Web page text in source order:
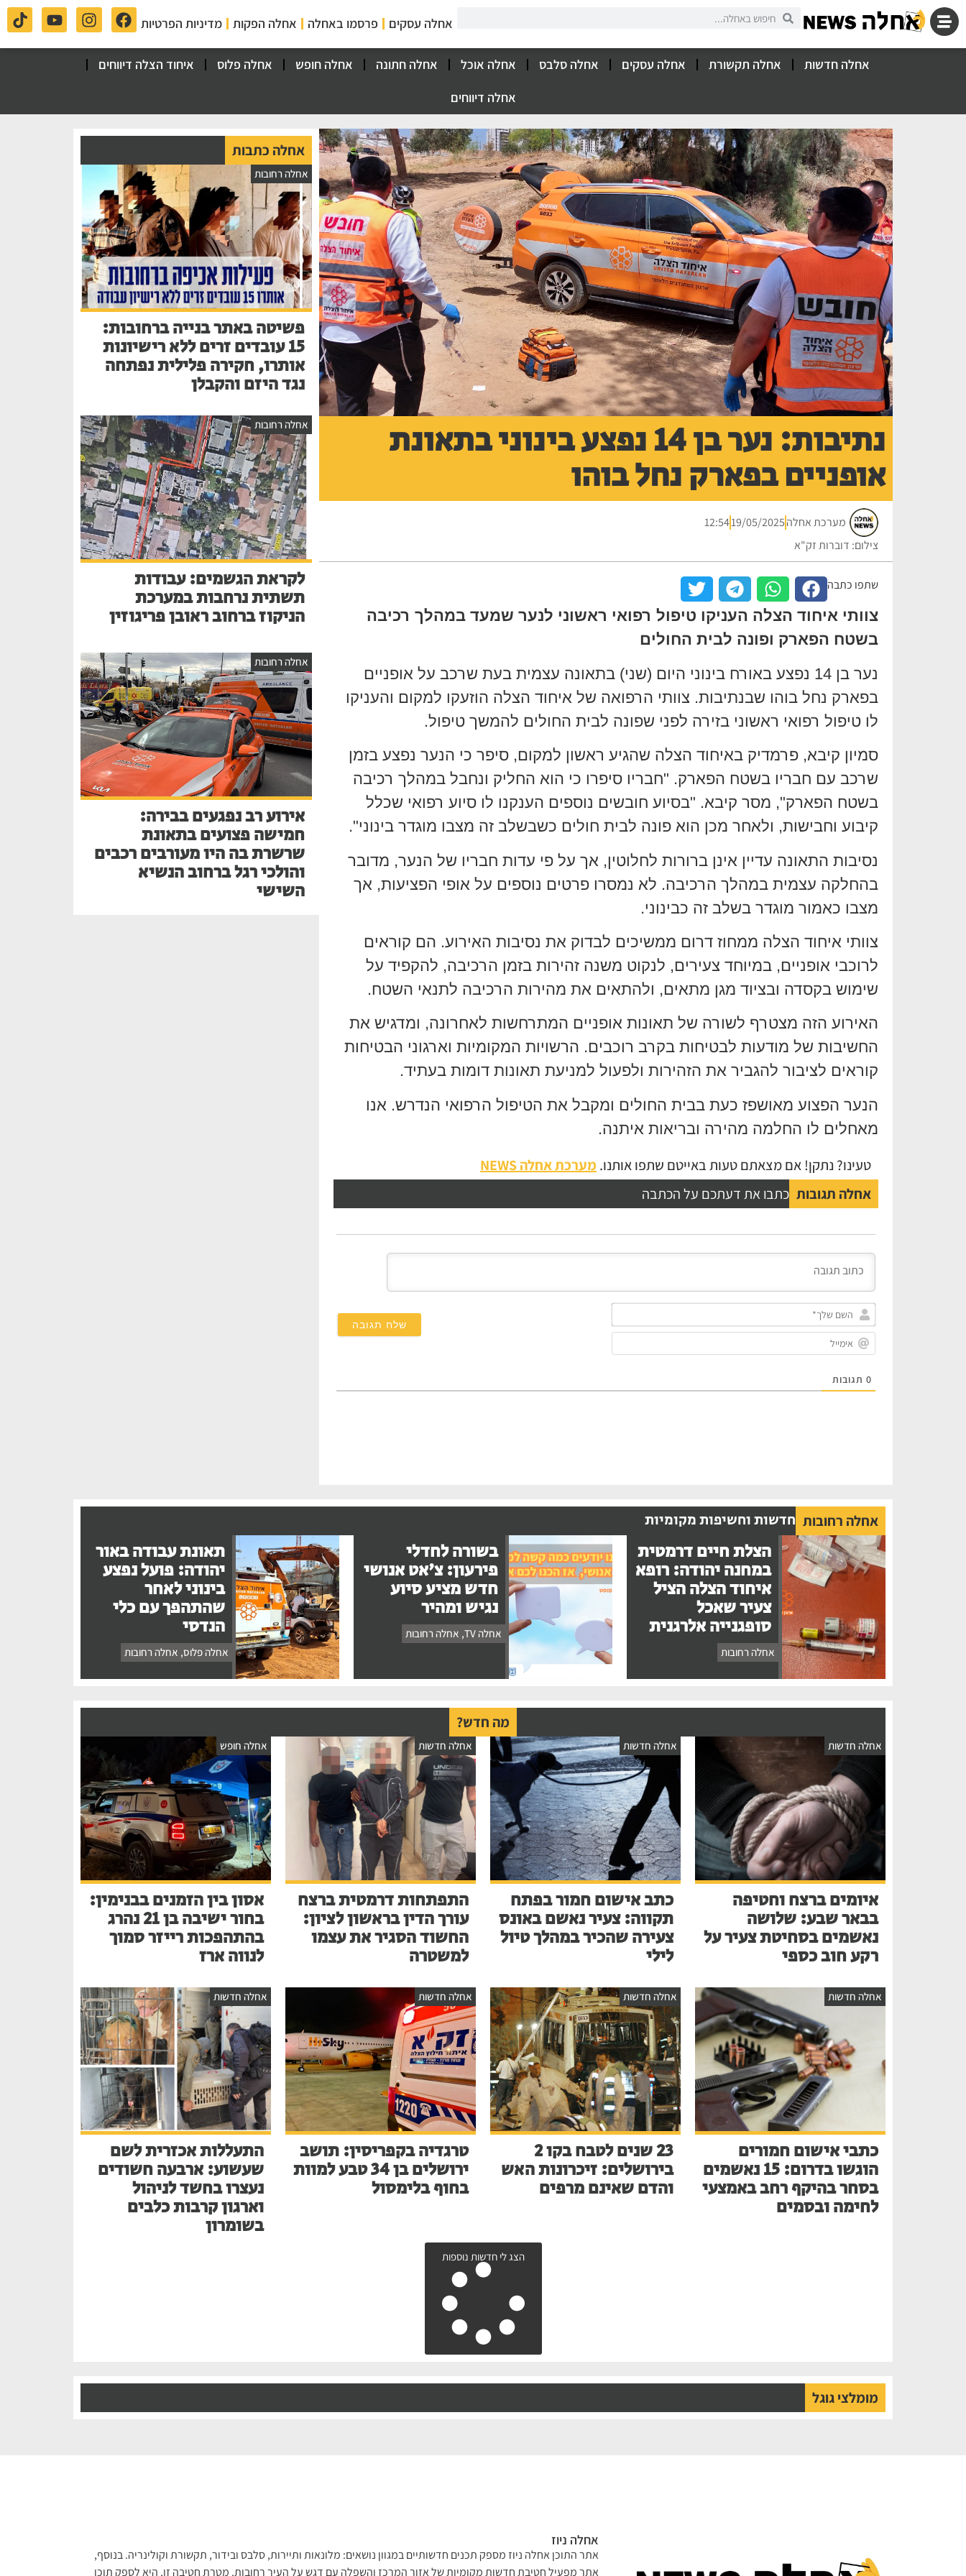
אחלה עסקים פרסמו באחלה אחלה הפקות מדיניות הפרטיות
אחלה חדשות אחלה תקשורת אחלה עסקים אחלה סלבס אחלה אוכל אחלה חתונה אחלה חופש אחלה פלוס
איחוד הצלה דיווחים
אחלה דיווחים
נתיבות: נער בן 14 נפצע בינוני בתאונת
אופניים בפארק נחל בוהו
מערכת אחלה19/05/2025
12:54
צילום: דוברות זק"א
שתפו כתבה
צוותי איחוד הצלה העניקו טיפול רפואי ראשוני לנער שמעד במהלך רכיבה
בשטח הפארק ופונה לבית החולים
נער בן 14 נפצע באורח בינוני היום (שני) בתאונה עצמית בעת שרכב על אופניים
בפארק נחל בוהו שבנתיבות. צוותי הרפואה של איחוד הצלה הוזעקו למקום והעניקו
לו טיפול רפואי ראשוני בזירה לפני שפונה לבית החולים להמשך טיפול.
סמיון קיבא, פרמדיק באיחוד הצלה שהגיע ראשון למקום, סיפר כי הנער נפצע בזמן
שרכב עם חבריו בשטח הפארק. "חבריו סיפרו כי הוא החליק ונחבל במהלך רכיבה
בשטח הפארק", מסר קיבא. "בסיוע חובשים נוספים הענקנו לו סיוע רפואי שכלל
קיבוע וחבישות, ולאחר מכן הוא פונה לבית חולים כשבשלב זה מצבו מוגדר בינוני".
נסיבות התאונה עדיין אינן ברורות לחלוטין, אך על פי עדות חבריו של הנער, מדובר
בהחלקה עצמית במהלך הרכיבה. לא נמסרו פרטים נוספים על אופי הפציעות, אך
מצבו כאמור מוגדר בשלב זה כבינוני.
צוותי איחוד הצלה ממחוז דרום ממשיכים לבדוק את נסיבות האירוע. הם קוראים
לרוכבי אופניים, במיוחד צעירים, לנקוט משנה זהירות בזמן הרכיבה, להקפיד על
שימוש בקסדה ובציוד מגן מתאים, ולהתאים את מהירות הרכיבה לתנאי השטח.
האירוע הזה מצטרף לשורה של תאונות אופניים המתרחשות לאחרונה, ומדגיש את
החשיבות של מודעות לבטיחות בקרב רוכבים. הרשויות המקומיות וארגוני הבטיחות
קוראים לציבור להגביר את הזהירות ולפעול למניעת תאונות דומות בעתיד.
הנער הפצוע מאושפז כעת בבית החולים ומקבל את הטיפול הרפואי הנדרש. אנו
מאחלים לו החלמה מהירה ובריאות איתנה.
טעינו? נתקן! אם מצאתם טעות באייטם שתפו אותנו. מערכת אחלה NEWS
אחלה תגובות כתבו את דעתכם על הכתבה
שלך*
0 תגובות
אחלה כתבות
אחלה רחובות
פשיטה באתר בנייה ברחובות:
15 עובדים זרים ללא רישיונות
אותרו, חקירה פלילית נפתחה
נגד היזם והקבלן
אחלה רחובות
לקראת הגשמים: עבודות
תשתית נרחבות במערכת
הניקוז ברחוב ראובן פריגוזין
אחלה רחובות
אירוע רב נפגעים בבירה:
חמישה פצועים בתאונת
שרשרת בה היו מעורבים רכבים
והולכי רגל ברחוב הנשיא
השישי
אחלה רחובות חדשות וחשיפות מקומיות
הצלת חיים דרמטית
במחנה יהודה: רופא
איחוד הצלה הציל
צעיר שאכל
סופגנייה אלרגנית
אחלה רחובות
בשורה לחדלי
פירעון: צ'אט אנושי
חדש מציע סיוע
נגיש ומהיר
אחלה TV , אחלה רחובות
תאונת עבודה באור
יהודה: פועל נפצע
בינוני לאחר
שהתהפך עם כלי
הנדסי
אחלה פלוס, אחלה רחובות
מה חדש?
אחלה חדשות
איומים ברצח וחטיפה
בבאר שבע: שלושה
נאשמים בסחיטת צעיר על
רקע חוב כספי
אחלה חדשות
כתב אישום חמור בפתח
תקווה: צעיר נאשם באונס
צעירה שהכיר במהלך טיול
לילי
אחלה חדשות
התפתחות דרמטית ברצח
עורך הדין בראשון לציון:
החשוד הסגיר את עצמו
למשטרה
אחלה חופש
אסון בין הזמנים בבנימין:
בחור ישיבה בן 21 נהרג
בהתהפכות רייזר סמוך
לנווה ארז
אחלה חדשות
כתבי אישום חמורים
הוגשו בדרום: 15 נאשמים
בסחר בהיקף רחב באמצעי
לחימה ובסמים
אחלה חדשות
23 שנים לטבח בקו 2
בירושלים: זיכרונות האש
והדם שאינם מרפים
אחלה חדשות
טרגדיה בקפריסין: תושב
ירושלים בן 34 טבע למוות
בחוף בלימסול
אחלה חדשות
התעללות אכזרית לשם
שעשוע: ארבעה חשודים
נעצרו בחשד לניהול
וארגון קרבות כלבים
בשומרון
הצג לי חדשות נוספות
מומלצי גוגל
אחלה ניוז
אתר התוכן אחלה ניוז מספק תכנים חדשותיים במגוון נושאים: מלונאות ותיירות, סלבס ובידור, תקשורת וקולינריה. בנוסף,
אתר מפעיל חטיבת חדשות מקומיות של אזור המרכז והשפלה עם דגש על העיר רחובות. מטרת חטיבה זו, היא לספק תוכן